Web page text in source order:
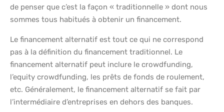
de penser que c’est la façon « traditionnelle » dont nous
sommes tous habitués à obtenir un financement.
Le financement alternatif est tout ce qui ne correspond
pas à la définition du financement traditionnel. Le
financement alternatif peut inclure le crowdfunding,
l’equity crowdfunding, les prêts de fonds de roulement,
etc. Généralement, le financement alternatif se fait par
l’intermédiaire d’entreprises en dehors des banques.